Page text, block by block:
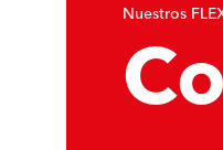
Nuestros